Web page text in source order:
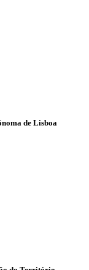
de Lisboa